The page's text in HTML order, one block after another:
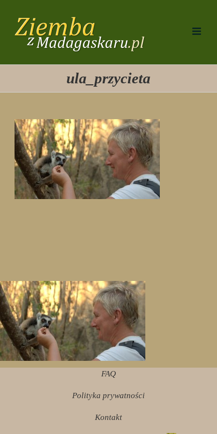
zawartości
ula_przycieta
FAQ
Polityka prywatności
Kontakt